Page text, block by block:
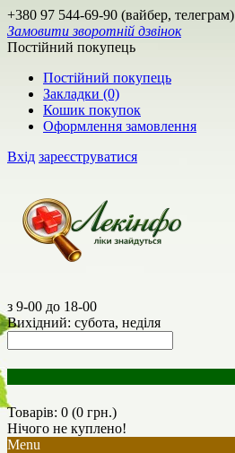
+380 97 544-69-90 (вайбер, телеграм)
Замовити зворотній дзвінок
Постійний покупець
Постійний покупець
Закладки (0)
Кошик покупок
Оформлення замовлення
Вхід зареєструватися
з 9-00 до 18-00
Вихідний: субота, неділя
Товарів: 0 (0 грн.)
Нічого не куплено!
Menu